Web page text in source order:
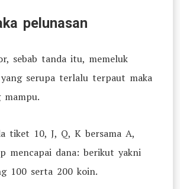
pelunasan
sebab tanda itu, memeluk
serupa terlalu terpaut maka
mampu.
tiket 10, J, Q, K bersama A,
mencapai dana: berikut yakni
100 serta 200 koin.